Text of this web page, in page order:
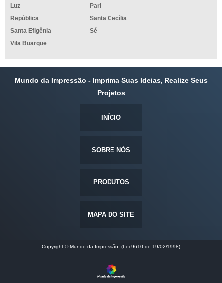
Luz
Pari
República
Santa Cecília
Santa Efigênia
Sé
Vila Buarque
Mundo da Impressão - Imprima Suas Ideias, Realize Seus
Projetos
INÍCIO
SOBRE NÓS
PRODUTOS
MAPA DO SITE
Copyright © Mundo da Impressão. (Lei 9610 de 19/02/1998)